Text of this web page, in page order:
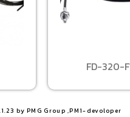
FD-320-
by PMG Group ,PM1-devoloper​